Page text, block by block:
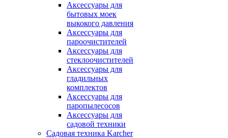
Аксессуары для
бытовых моек
выкокого давления
Аксессуары для
пароочистителей
Аксессуары для
стеклоочистителей
Аксессуары для
гладильных
комплектов
Аксессуары для
паропылесосов
Аксессуары для
садовой техники
Садовая техника Karcher